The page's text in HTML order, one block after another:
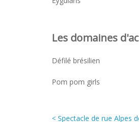
Les domaines
Défilé brésilien
Pom pom girls
< Spectacle de rue Alpes